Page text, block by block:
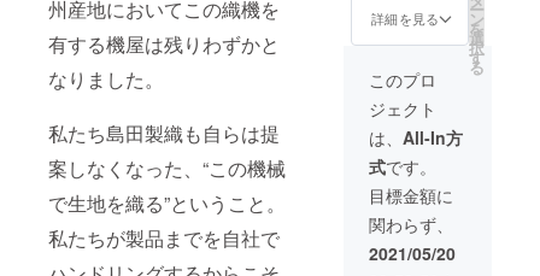
州産地においてこの織機を
有する機屋は残りわずかと
なりました。
私たち島田製織も自らは提
案しなくなった、“この機械
で生地を織る”ということ。
私たちが製品までを自社で
じる場
合がご
す。)
わない
デザイ
リラッ
クス感
ある履
き心地
スッキ
リとし
た印象
に見せ
てくれ
回りも
せ、内
ウエス
ト調節
能。締
め付け
が少な
い分、
丸1日履
スタイ
箇所も
カバー
しま
す。ボ
タンを
あけて
羽織っ
てみた
り、肩
にかけ
たスタ
たっぷ
り使用
したロ
ングワ
ンピー
スは、
全身で
コット
ンの風
合いを
堪能し
ていた
だける
贅沢な
詳細を見る ー
ン
を
選
択
す
る
このプロ
ジェクト
は、 All-In方
式です。
目標金額に
関わらず、
2021/05/20